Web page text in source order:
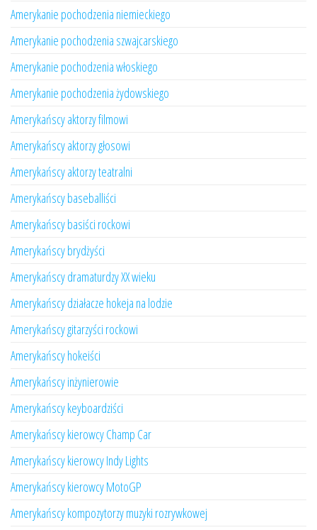
Amerykanie pochodzenia niemieckiego
Amerykanie pochodzenia szwajcarskiego
Amerykanie pochodzenia włoskiego
Amerykanie pochodzenia żydowskiego
Amerykańscy aktorzy filmowi
Amerykańscy aktorzy głosowi
Amerykańscy aktorzy teatralni
Amerykańscy baseballiści
Amerykańscy basiści rockowi
Amerykańscy brydżyści
Amerykańscy dramaturdzy XX wieku
Amerykańscy działacze hokeja na lodzie
Amerykańscy gitarzyści rockowi
Amerykańscy hokeiści
Amerykańscy inżynierowie
Amerykańscy keyboardziści
Amerykańscy kierowcy Champ Car
Amerykańscy kierowcy Indy Lights
Amerykańscy kierowcy MotoGP
Amerykańscy kompozytorzy muzyki rozrywkowej